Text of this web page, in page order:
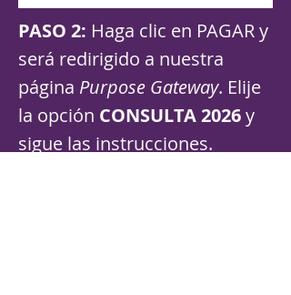
PASO 2: Haga clic en PAGAR y
será redirigido a nuestra
página Purpose Gateway. Elije
la opción CONSULTA 2026y
sigue las instrucciones.